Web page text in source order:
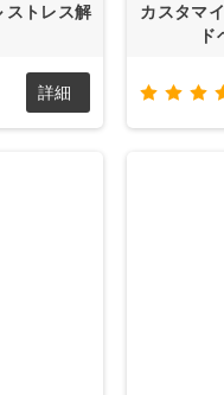
ストレス解
詳細
カスタマ